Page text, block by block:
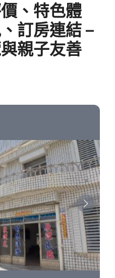
、特色體
訂房連結 –
親子友善